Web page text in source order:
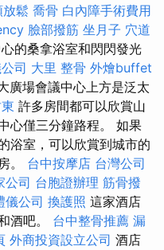
鬆 喬骨 白內障手術費用
臉部撥筋 坐月子 穴道
的桑拿浴室和閃閃發光
司 大里 整骨 外燴buffet
廣場會議中心上方是泛太
許多房間都可​​以欣賞山
心僅三分鐘路程。 如果
浴室，可以欣賞到城市的
。 台中按摩店 台灣公司
公司 台胞證辦理 筋骨撥
儀公司 換護照 這家酒店
酒吧。 台中整骨推薦 漏
外商投資設立公司 酒店